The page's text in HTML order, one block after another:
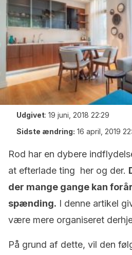
Udgivet: 19 juni, 2018 22:29
Sidste ændring: 16 april, 2019
Rod har en dybere
at efterlade ting her og der.
der mange gange kan
spænding. I denne artikel
være mere organiseret
På grund af dette, vil den